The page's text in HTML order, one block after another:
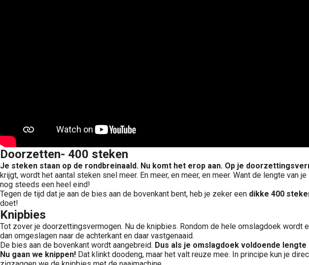
Doorzetten- 400 steken
Je steken staan op de rondbreinaald. Nu komt het erop aan. Op je
krijgt, wordt het aantal steken snel meer. En meer, en meer, en meer. Want de lengte
nog steeds een heel eind!
Tegen de tijd dat je aan de bies aan de bovenkant bent, heb je zeker een dikke 400
doet!
Knipbies
Tot zover je doorzettingsvermogen. Nu de knipbies. Rondom de hele omslagdoek
dan omgeslagen naar de achterkant en daar vastgenaaid.
De bies aan de bovenkant wordt aangebreid. Dus als je omslagdoek voldoende
Nu gaan we knippen! Dat klinkt doodeng, maar het valt reuze mee. In principe kun je